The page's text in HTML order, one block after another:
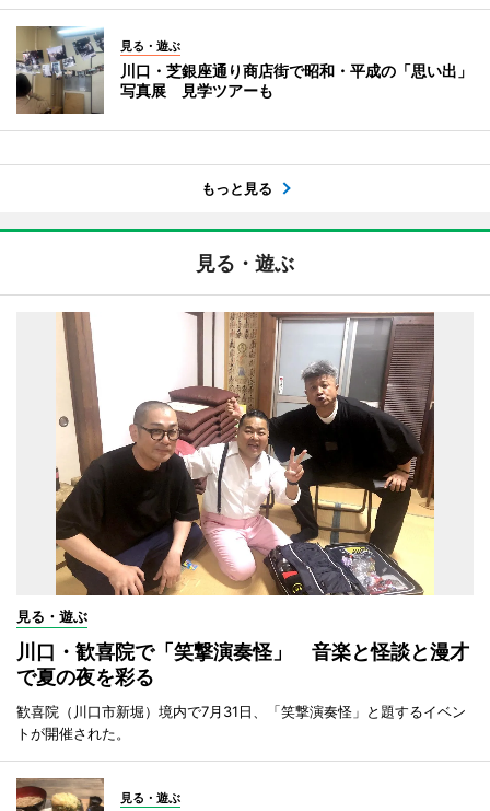
見る・遊ぶ
川口・芝銀座通り商店街で昭和・平成の「思い出」
写真展 見学ツアーも
もっと見る
見る・遊ぶ
見る・遊ぶ
川口・歓喜院で「笑撃演奏怪」 音楽と怪談と漫才
で夏の夜を彩る
歓喜院（川口市新堀）境内で7月31日、「笑撃演奏怪」と題するイベン
トが開催された。
見る・遊ぶ